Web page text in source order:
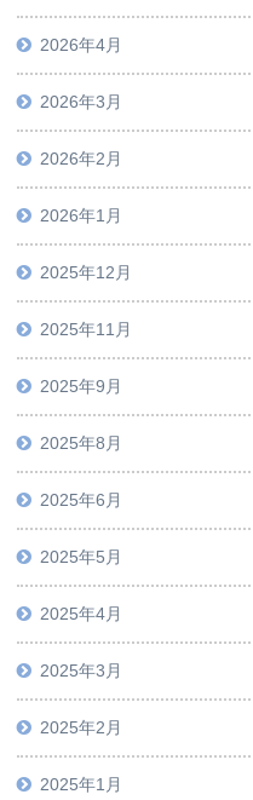
2026年4月
2026年3月
2026年2月
2026年1月
2025年12月
2025年11月
2025年9月
2025年8月
2025年6月
2025年5月
2025年4月
2025年3月
2025年2月
2025年1月